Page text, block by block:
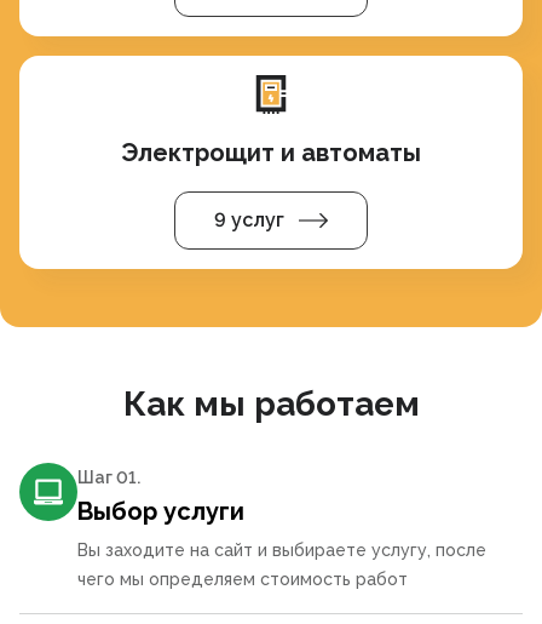
Электрощит и автоматы
9 услуг
Как мы работаем
Шаг 01.
Выбор услуги
Вы заходите на сайт и выбираете услугу, после
чего мы определяем стоимость работ